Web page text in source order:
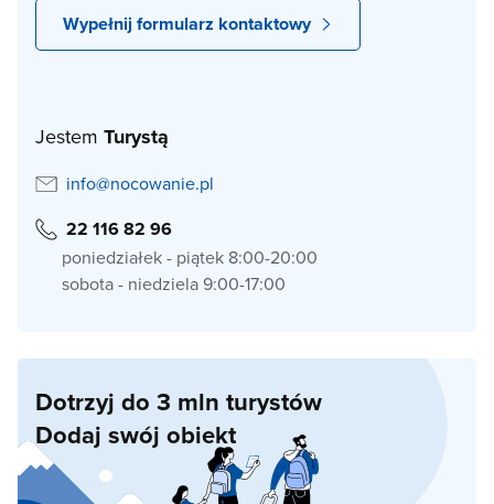
Wypełnij formularz kontaktowy
Jestem Turystą
info@nocowanie.pl
22 116 82 96
poniedziałek - piątek 8:00-20:00
sobota - niedziela 9:00-17:00
Dotrzyj do 3 mln turystów
Dodaj swój obiekt